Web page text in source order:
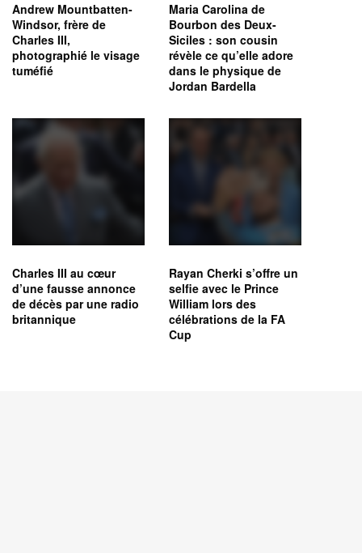
Andrew Mountbatten-
Windsor, frère de
Charles III,
photographié le visage
tuméfié
Maria Carolina de
Bourbon des Deux-
Siciles : son cousin
révèle ce qu’elle adore
dans le physique de
Jordan Bardella
Charles III au cœur
d’une fausse annonce
de décès par une radio
britannique
Rayan Cherki s’offre un
selfie avec le Prince
William lors des
célébrations de la FA
Cup